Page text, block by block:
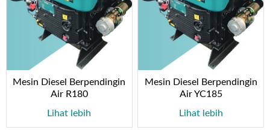
Mesin Diesel Berpendingin
Air R180
Lihat lebih
Mesin Diesel Berpendingin
Air YC185
Lihat lebih